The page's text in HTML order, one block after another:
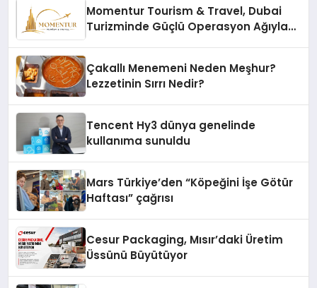
Momentur Tourism & Travel, Dubai
Turizminde Güçlü Operasyon Ağıyla
Çakallı Menemeni Neden Meşhur?
Lezzetinin Sırrı Nedir?
Tencent Hy3 dünya genelinde
kullanıma sunuldu
Mars Türkiye’den “Köpeğini İşe Götür
Haftası” çağrısı
Cesur Packaging, Mısır’daki Üretim
Üssünü Büyütüyor